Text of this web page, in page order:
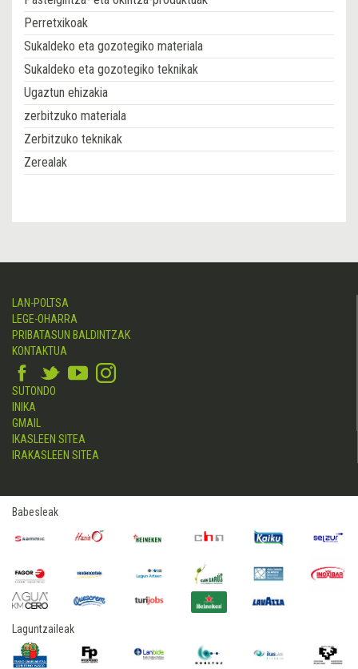
Perretxikoak
Sukaldeko eta gozotegiko materiala
Sukaldeko eta gozotegiko teknikak
Ugaztun ehizakia
zerbitzuko materiala
Zerbitzuko teknikak
Zerealak
LAN-POLTSA
LEGE-OHARRA
PRIBATASUN BALDINTZAK
KONTAKTUA
SUTONDO
INIKA
GMAIL
IKASLEEN SITEA
IRAKASLEEN SITEA
Babesleak
Laguntzaileak